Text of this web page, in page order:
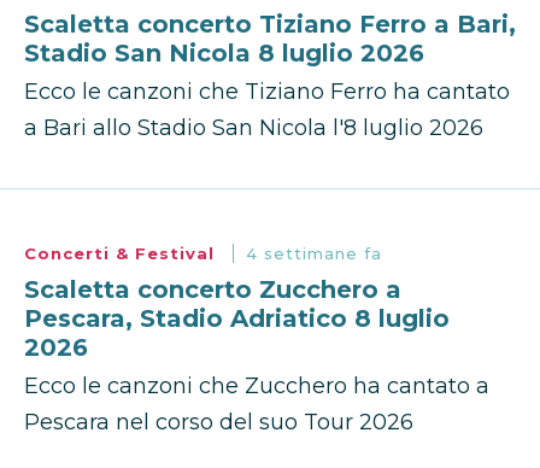
Scaletta concerto Tiziano Ferro a Bari,
Stadio San Nicola 8 luglio 2026
Ecco le canzoni che Tiziano Ferro ha cantato
a Bari allo Stadio San Nicola l'8 luglio 2026
Concerti & Festival 4 settimane fa
Scaletta concerto Zucchero a
Pescara, Stadio Adriatico 8 luglio
2026
Ecco le canzoni che Zucchero ha cantato a
Pescara nel corso del suo Tour 2026